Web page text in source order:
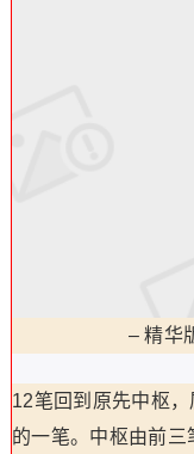
–精华
12笔回到原先中枢，
的一笔。中枢由前